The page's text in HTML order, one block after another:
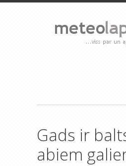
Gads ir
abiem